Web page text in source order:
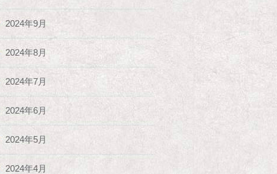
2024年9月
2024年8月
2024年7月
2024年6月
2024年5月
2024年4月